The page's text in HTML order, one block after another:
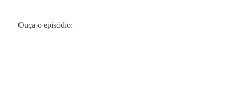
Ouça o episódio: